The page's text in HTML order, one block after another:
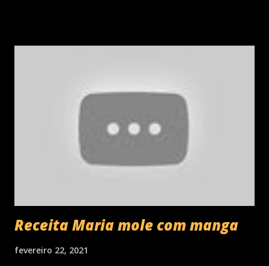
Receita Maria mole com manga
fevereiro 22, 2021